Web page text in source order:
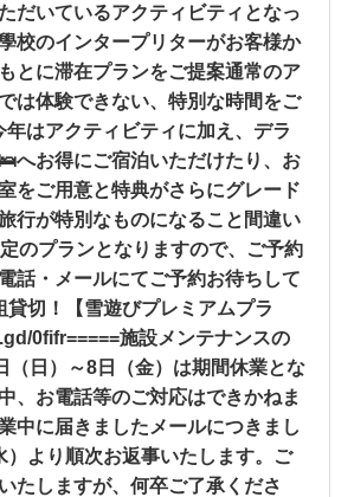
だいているアクティビティとなっ
校のインタープリターがお客様か
とに滞在プランをご提案通常のア
は体験できない、特別な時間をご
年はアクティビティに加え、デラ
へお得にご宿泊いただけたり、お
をご用意と特典がさらにグレード
行が特別なものになること間違い
のプランとなりますので、ご予約
話・メールにてご予約お待ちして
切！【雪遊びプレミアムプラ
0fifr=====施設メンテナンスの
（日）～8日（金）は期間休業とな
、お電話等のご対応はできかねま
中に届きましたメールにつきまし
）より順次お返事いたします。ご
たしますが、何卒ご了承くださ